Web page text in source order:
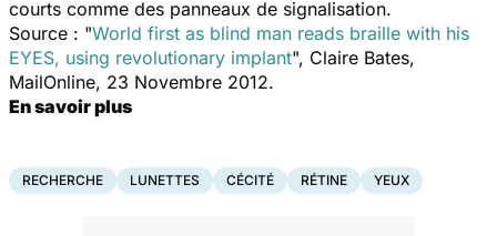
courts comme des panneaux de signalisation.
Source : "World first as blind man reads braille with his
EYES, using revolutionary implant", Claire Bates,
MailOnline, 23 Novembre 2012.
En savoir plus
RECHERCHE LUNETTES CÉCITÉ RÉTINE YEUX